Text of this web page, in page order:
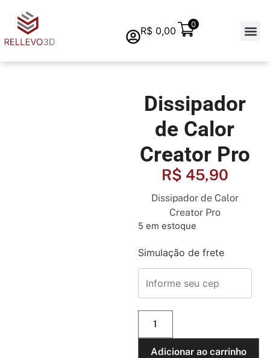
R$0,00
0
Dissipador
de Calor
Creator Pro
R$ 45,90
Dissipador de Calor
Creator Pro
5 em estoque
Simulação de frete
Adicionar ao carrinho